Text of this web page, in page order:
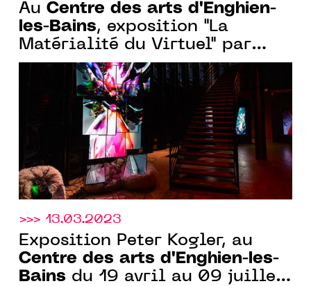
Au Centre des arts d'Enghien-
les-Bains, exposition "La
Matérialité du Virtuel" par
Baron-Lanteigne, du 20
septembre au 23 décembre
2023
>>> 13.03.2023
Exposition Peter Kogler, au
Centre des arts d'Enghien-les-
Bains du 19 avril au 09 juillet